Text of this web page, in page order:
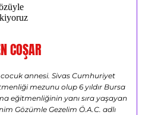
COŞAR
annesi. Sivas Cumhuriyet
mezunu olup 6 yıldır Bursa
eğitmenliğinin yanı sıra yaşayan
Gözümle Gezelim Ö.A.C. adlı